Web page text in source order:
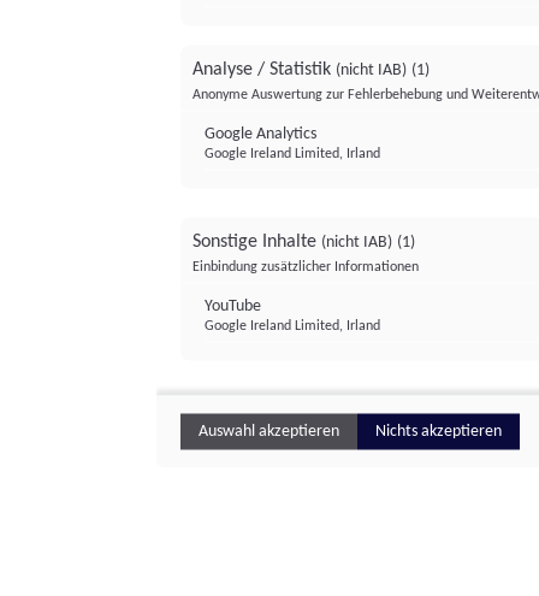
Analyse / Statistik (nicht IAB) (1)
Anonyme Auswertung zur Fehlerbehebung und
Google Analytics
Google Ireland Limited, Irland
Sonstige Inhalte (nicht IAB) (1)
Einbindung zusätzlicher Informationen
YouTube
Google Ireland Limited, Irland
Auswahl akzeptieren Nichts akzeptieren